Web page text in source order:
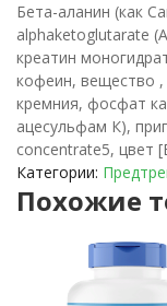
Бета-аланин (как
alphaketoglutarate
креатин
кофеин, вещество
кремния, фосфат
ацесульфам К),
concentrate5, цвет
Категории:
Похожие